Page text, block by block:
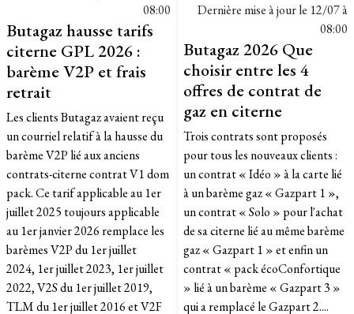
08:00
Butagaz hausse tarifs
citerne GPL 2026 :
barème V2P et frais
retrait
Les clients Butagaz avaient reçu
un courriel relatif à la hausse du
barème V2P lié aux anciens
contrats-citerne contrat V1 dom
pack. Ce tarif applicable au 1er
juillet 2025 toujours applicable
au 1er janvier 2026 remplace les
barèmes V2P du 1er juillet
2024, 1er juillet 2023, 1er juillet
2022, V2S du 1er juillet 2019,
TLM du 1er juillet 2016 et V2F
Dernière mise à jour le 12/07 à
08:00
Butagaz 2026 Que
choisir entre les 4
offres de contrat de
gaz en citerne
Trois contrats sont proposés
pour tous les nouveaux clients :
un contrat « Idéo » à la carte lié
à un barème gaz « Gazpart 1 »,
un contrat « Solo » pour l'achat
de sa citerne lié au même barème
gaz « Gazpart 1 » et enfin un
contrat « pack écoConfortique
» lié à un barème « Gazpart 3 »
qui a remplacé le Gazpart 2....